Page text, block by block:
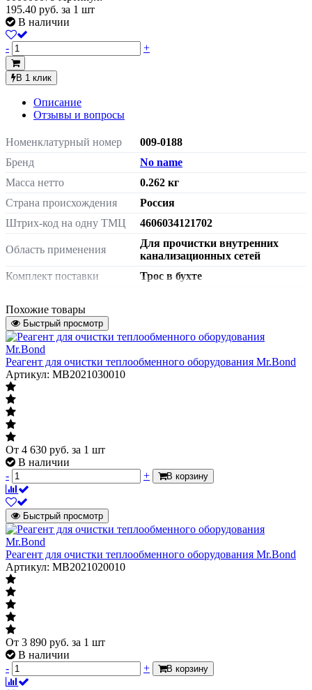
195.40 руб. за 1 шт
В наличии
- +
В 1 клик
Описание
Отзывы и вопросы
Номенклатурный номер
009-0188
Бренд
No name
Масса нетто
0.262 кг
Страна происхождения
Россия
Штрих-код на одну ТМЦ
4606034121702
Область применения
Для прочистки внутренних
канализационных сетей
Комплект поставки
Трос в бухте
Артикул
Размер
6мм
Длина
2,5м
Вид рукоятки
Похожие товары
Быстрый просмотр
Реагент для очистки теплообменного оборудования Mr.Bond
Артикул: MB2021030010
От 4 630 руб. за 1 шт
В наличии
-
+ В корзину
Быстрый просмотр
Реагент для очистки теплообменного оборудования Mr.Bond
Артикул: MB2021020010
От 3 890 руб. за 1 шт
В наличии
-
+ В корзину